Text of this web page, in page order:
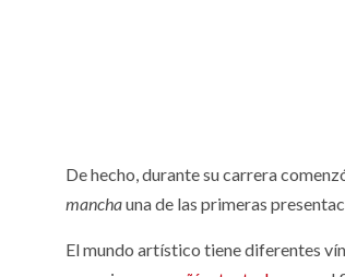
De hecho, durante su carrera
manchauna de las primeras
El mundo artístico tiene diferentes